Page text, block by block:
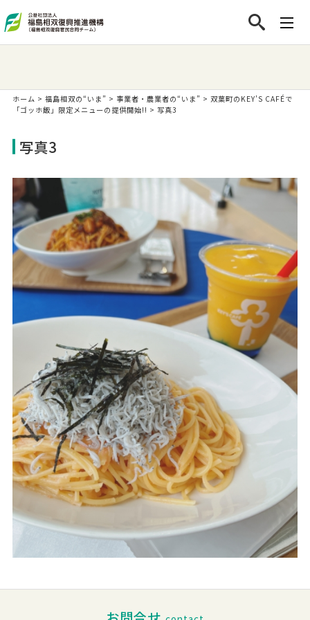
ホーム > 福島相双の“いま” > 事業者・農業者の“いま” > 双葉町のKEY’S CAFÉで
「ゴッホ飯」限定メニューの提供開始!! > 写真3
写真3